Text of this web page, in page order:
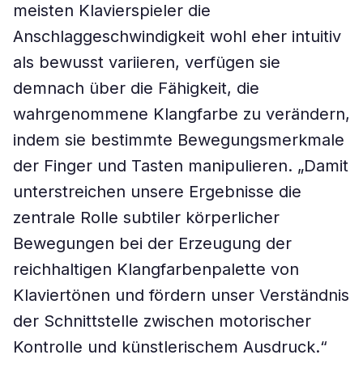
meisten Klavierspieler die
Anschlaggeschwindigkeit wohl eher intuitiv
als bewusst variieren, verfügen sie
demnach über die Fähigkeit, die
wahrgenommene Klangfarbe zu verändern,
indem sie bestimmte Bewegungsmerkmale
der Finger und Tasten manipulieren. „Damit
unterstreichen unsere Ergebnisse die
zentrale Rolle subtiler körperlicher
Bewegungen bei der Erzeugung der
reichhaltigen Klangfarbenpalette von
Klaviertönen und fördern unser Verständnis
der Schnittstelle zwischen motorischer
Kontrolle und künstlerischem Ausdruck.“